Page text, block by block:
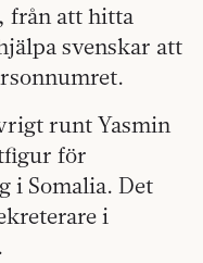
från att hitta
svenskar att
runt Yasmin
för
i Somalia. Det
i